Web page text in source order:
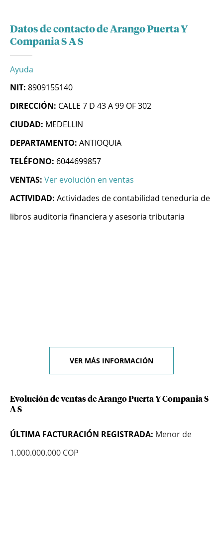
Datos de contacto de Arango Puerta Y
Compania S A S
Ayuda
NIT: 8909155140
DIRECCIÓN: CALLE 7 D 43 A 99 OF 302
CIUDAD: MEDELLIN
DEPARTAMENTO: ANTIOQUIA
TELÉFONO: 6044699857
VENTAS: Ver evolución en ventas
ACTIVIDAD: Actividades de contabilidad teneduria de
libros auditoria financiera y asesoria tributaria
VER MÁS INFORMACIÓN
Evolución de ventas de Arango Puerta Y Compania S
A S
ÚLTIMA FACTURACIÓN REGISTRADA: Menor de
1.000.000.000 COP